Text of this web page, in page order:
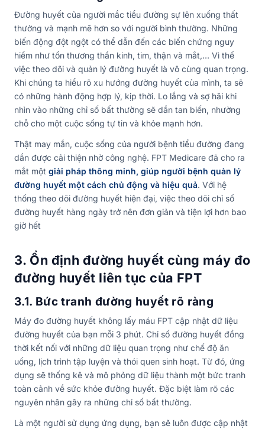
Đường huyết của người mắc tiểu đường sự lên xuống thất
thường và mạnh mẽ hơn so với người bình thường. Những
biến động đột ngột có thể dẫn đến các biến chứng nguy
hiểm như tổn thương thần kinh, tim, thận và mắt,… Vì thế
việc theo dõi và quản lý đường huyết là vô cùng quan trọng.
Khi chúng ta hiểu rõ xu hướng đường huyết của mình, ta sẽ
có những hành động hợp lý, kịp thời. Lo lắng và sợ hãi khi
nhìn vào những chỉ số bất thường sẽ dần tan biến, nhường
chỗ cho một cuộc sống tự tin và khỏe mạnh hơn.
Thật may mắn, cuộc sống của người bệnh tiểu đường đang
dần được cải thiện nhờ công nghệ. FPT Medicare đã cho ra
mắt một giải pháp thông minh, giúp người bệnh quản lý
đường huyết một cách chủ động và hiệu quả. Với hệ
thống theo dõi đường huyết hiện đại, việc theo dõi chỉ số
đường huyết hàng ngày trở nên đơn giản và tiện lợi hơn bao
giờ hết
3. Ổn định đường huyết cùng máy đo
đường huyết liên tục của FPT
3.1. Bức tranh đường huyết rõ ràng
Máy đo đường huyết không lấy máu FPT cập nhật dữ liệu
đường huyết của bạn mỗi 3 phút. Chỉ số đường huyết đồng
thời kết nối với những dữ liệu quan trọng như chế độ ăn
uống, lịch trình tập luyện và thói quen sinh hoạt. Từ đó, ứng
dụng sẽ thống kê và mô phỏng dữ liệu thành một bức tranh
toàn cảnh về sức khỏe đường huyết. Đặc biệt làm rõ các
nguyên nhân gây ra những chỉ số bất thường.
Là một người sử dụng ứng dụng, bạn sẽ luôn được cập nhật